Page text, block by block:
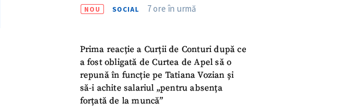
NOU SOCIAL 7 ore în urmă
Prima reacție a Curții de Conturi după ce
a fost obligată de Curtea de Apel să o
repună în funcție pe Tatiana Vozian și
să-i achite salariul „pentru absența
forțată de la muncă”